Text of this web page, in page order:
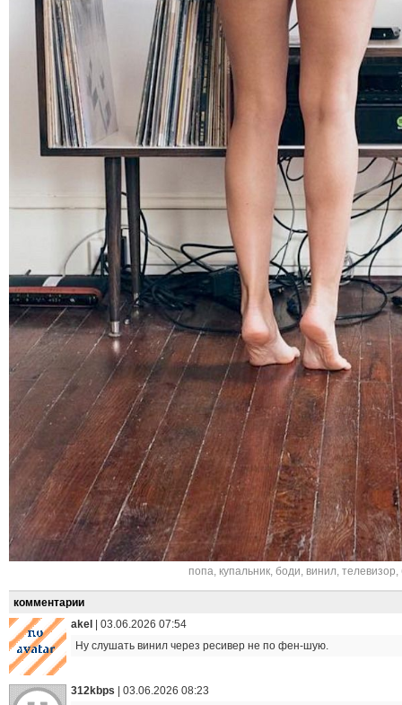
попа, купальник, боди, винил, телевизор,
комментарии
akel
03.06.2026 07:54
Ну слушать винил через ресивер не по фен-шую.
312kbps
03.06.2026 08:23